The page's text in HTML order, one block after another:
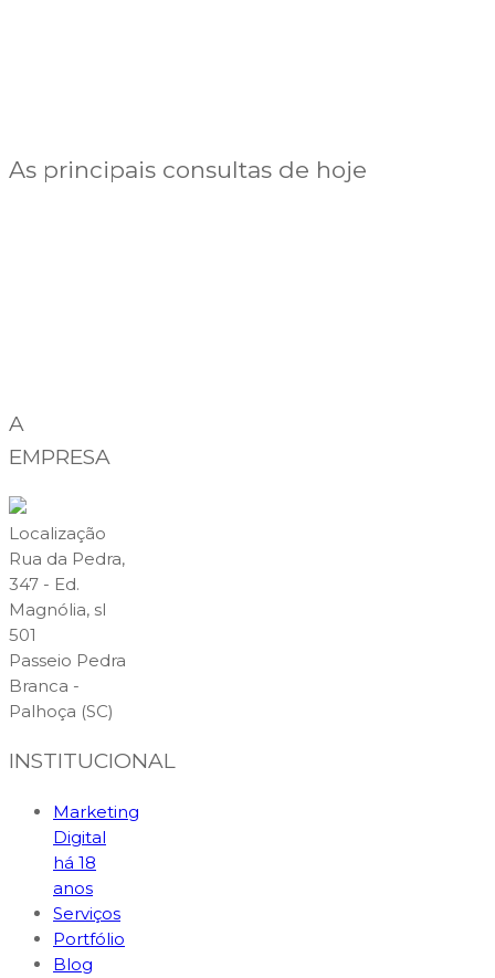
As principais consultas de hoje
A
EMPRESA
Localização
Rua da Pedra,
347 - Ed.
Magnólia, sl
501
Passeio Pedra
Branca -
Palhoça (SC)
INSTITUCIONAL
Marketing
Digital
há 18
anos
Serviços
Portfólio
Blog